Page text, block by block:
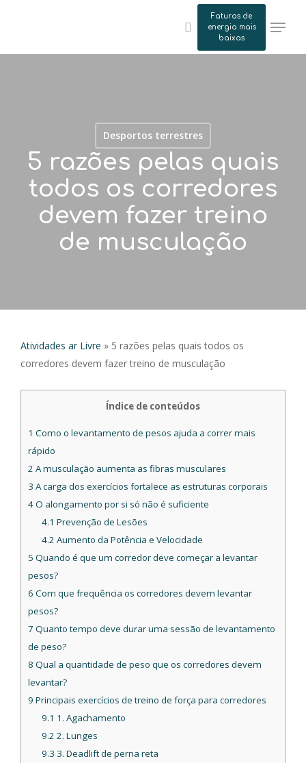
search
Faturas de
energia mais
baixas
Desportos terrestres
5 razões pelas quais
todos os corredores
devem fazer treino
de musculação
Atividades ar Livre » 5 razões pelas quais todos os
corredores devem fazer treino de musculação
Índice de conteúdos
1 Como o levantamento de pesos ajuda a correr mais
rápido
2 A musculação aumenta as fibras musculares
3 A carga dos exercícios fortalece as estruturas corporais
4O alongamento por si só não é suficiente
4.1 Prevenção de Lesões
4.2 Aumento da Potência e Velocidade
5 Quando é que um corredor deve começar a levantar
pesos?
6 Com que frequência os corredores devem levantar
pesos?
7 Quanto tempo deve durar uma sessão de levantamento
de peso?
8 Qual a quantidade de peso que os corredores devem
levantar?
9 Principais exercícios de treino de força para corredores
9.1 1. Agachamento
9.2 2. Lunges
9.3 3. Deadlift de perna reta